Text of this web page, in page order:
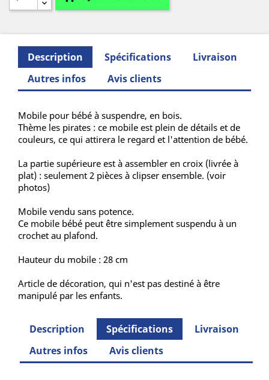
Description Spécifications
Livraison
Autres infos
Avis clients
Mobile pour bébé à suspendre, en bois.
Thème les pirates : ce mobile est plein de détails et de
couleurs, ce qui attirera le regard et l'attention de bébé.
La partie supérieure est à assembler en croix (livrée à
plat) : seulement 2 pièces à clipser ensemble. (voir
photos)
Mobile vendu sans potence.
Ce mobile bébé peut être simplement suspendu à un
crochet au plafond.
Hauteur du mobile : 28 cm
Article de décoration, qui n'est pas destiné à être
manipulé par les enfants.
Description Spécifications
Livraison
Autres infos
Avis clients